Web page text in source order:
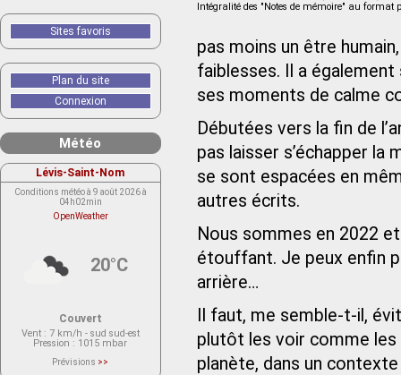
Intégralité des "Notes de mémoire" au format
pas moins un être
faiblesses. Il a
ses moments de calme
Débutées vers la fin de
pas laisser s’échapper la
se sont espacées en
autres écrits.
Nous sommes en 2022
étouffant. Je peux enfin
arrière…
Il faut, me semble-t-il,
plutôt les voir comme
planète, dans un
Sites favoris
Plan du site
Connexion
Météo
Lévis-Saint-Nom
Conditions météo à 9 août 2026 à
04h02min
OpenWeather
20°C
Couvert
Vent : 7 km/h - sud sud-est
Pression : 1015 mbar
Prévisions >>